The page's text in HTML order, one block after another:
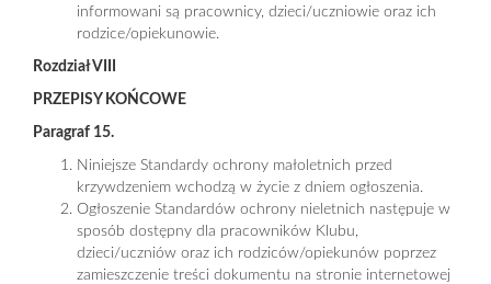
informowani są pracownicy, dzieci/uczniowie oraz ich
rodzice/opiekunowie.
Rozdział VIII
PRZEPISY KOŃCOWE
Paragraf 15.
Niniejsze Standardy ochrony małoletnich przed
krzywdzeniem wchodzą w życie z dniem ogłoszenia.
Ogłoszenie Standardów ochrony nieletnich następuje w
sposób dostępny dla pracowników Klubu,
dzieci/uczniów oraz ich rodziców/opiekunów poprzez
zamieszczenie treści dokumentu na stronie internetowej